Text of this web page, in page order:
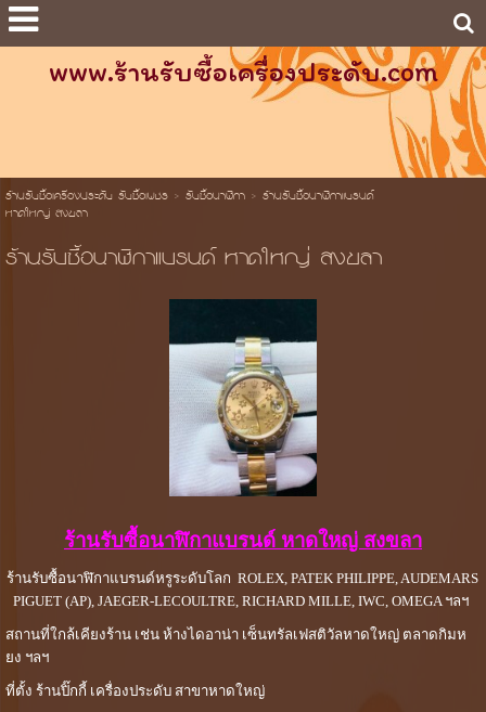
www.ร้านรับซื้อเครื่องประดับ.com
ร้านรับซื้อเครื่องประดับ รับซื้อเพชร> รับซื้อนาฬิกา> ร้านรับซื้อนาฬิกาแบรนด์
หาดใหญ่ สงขลา
ร้านรับซื้อนาฬิกาแบรนด์ หาดใหญ่ สงขลา
ร้านรับซื้อนาฬิกาแบรนด์ หาดใหญ่ สงขลา
ร้านรับซื้อนาฬิกาแบรนด์หรูระดับโลก ROLEX, PATEK PHILIPPE, AUDEMARS
PIGUET (AP), JAEGER-LECOULTRE, RICHARD MILLE, IWC, OMEGA ฯลฯ
สถานที่ใกล้เคียงร้าน เช่น ห้างไดอาน่า เซ็นทรัลเฟสติวัลหาดใหญ่ ตลาดกิมห
ยง ฯลฯ
ที่ตั้ง ร้านปิ๊กกี้ เครื่องประดับ สาขาหาดใหญ่